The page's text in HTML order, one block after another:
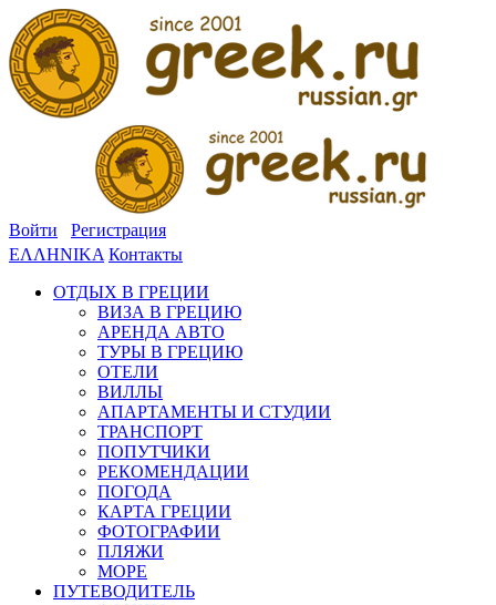
Войти
Регистрация
ΕΛΛΗΝΙΚΑ Контакты
ОТДЫХ В ГРЕЦИИ
ВИЗА В ГРЕЦИЮ
АРЕНДА АВТО
ТУРЫ В ГРЕЦИЮ
ОТЕЛИ
ВИЛЛЫ
АПАРТАМЕНТЫ И СТУДИИ
ТРАНСПОРТ
ПОПУТЧИКИ
РЕКОМЕНДАЦИИ
ПОГОДА
КАРТА ГРЕЦИИ
ФОТОГРАФИИ
ПЛЯЖИ
МОРЕ
ПУТЕВОДИТЕЛЬ